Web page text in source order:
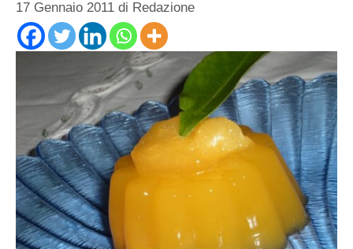
17 Gennaio 2011 di Redazione